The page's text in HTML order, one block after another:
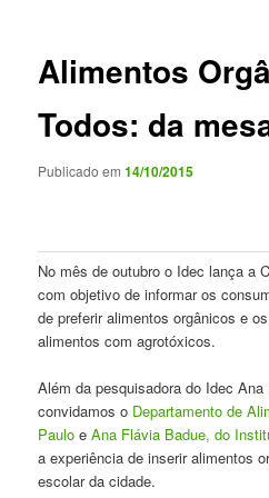
Alimentos
Todos: da
Publicado em14/10/2015
No mês de outubro o Idec lança a
com objetivo de informar os
de preferir alimentos orgânicos e
alimentos com agrotóxicos.
Além da pesquisadora do Idec
convidamos o Departamento de
Paulo eAna Flávia Badue, do
a experiência de inserir alimentos
escolar da cidade.